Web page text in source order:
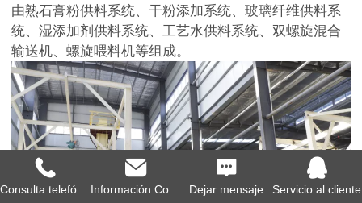
由熟石膏粉供料系统、干粉添加系统、玻璃纤维供料系
统、湿添加剂供料系统、工艺水供料系统、双螺旋混合
输送机、螺旋喂料机等组成。
Dejar mensaje Servicio al cliente